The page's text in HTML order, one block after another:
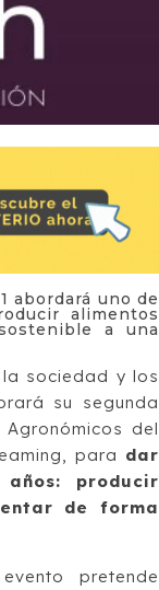
abordará uno de
alimentos
a una
sociedad y los
su segunda
del
para dar
producir
de forma
pretende